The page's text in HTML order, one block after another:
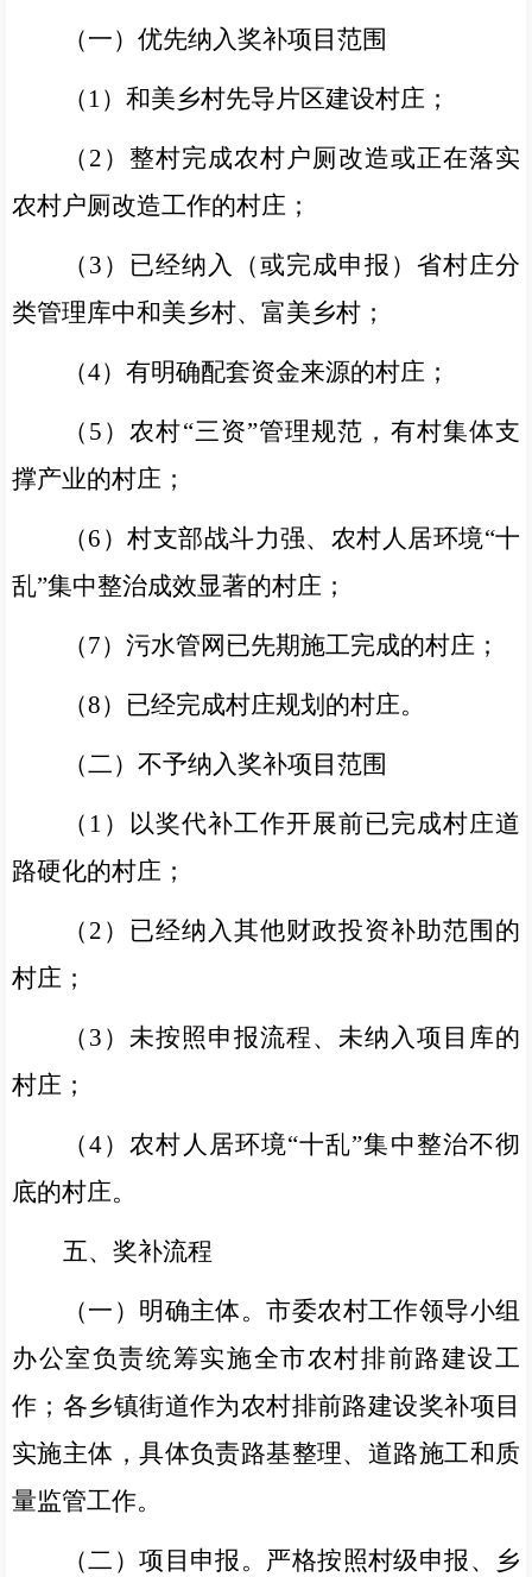
（一）优先纳入奖补项目范围
（ 1）和美乡村先导片区建设村庄；
（ 2 ）整村完成农村户厕改造或正在落实
农村户厕改造工作的村庄；
（ 3 ）已经纳入（或完成申报）省村庄分
类管理库中和美乡村、富美乡村；
（4）有明确配套资金来源的村庄；
（ 5 ）农村“三资”管理规范，有村集体支
撑产业的村庄；
（6 ）村支部战斗力强、农村人居环境“十
乱”集中整治成效显著的村庄；
（7）污水管网已先期施工完成的村庄；
（8）已经完成村庄规划的村庄。
（二）不予纳入奖补项目范围
（ 1 ）以奖代补工作开展前已完成村庄道
路硬化的村庄；
（ 2 ）已经纳入其他财政投资补助范围的
村庄；
（ 3 ）未按照申报流程、未纳入项目库的
村庄；
（4）农村人居环境“十乱”集中整治不彻
底的村庄。
五、奖补流程
（一）明确主体。市委农村工作领导小组
办公室负责统筹实施全市农村排前路建设工
作；各乡镇街道作为农村排前路建设奖补项目
实施主体，具体负责路基整理、道路施工和质
量监管工作。
（二）项目申报。 严格按照村级申报、乡